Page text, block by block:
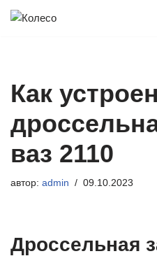
Как
ваз 2110
автор: admin 09.10.2023
Дроссельная